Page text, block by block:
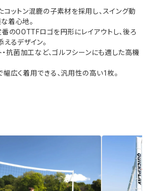
コットン混鹿の子素材を採用し、スイング動
着心地。
番のOOTTFロゴを円形にレイアウトし、後ろ
るデザイン。
・抗菌加工など、ゴルフシーンにも適した高機
幅広く着用できる、汎用性の高い1枚。